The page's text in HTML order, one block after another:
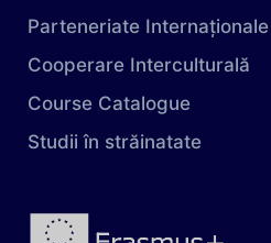
Parteneriate Internaționale
Cooperare Interculturală
Course Catalogue
Studii în străinatate